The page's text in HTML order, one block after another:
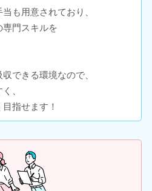
も用意されており、
専門スキルを
できる環境なので、
、
指せます！